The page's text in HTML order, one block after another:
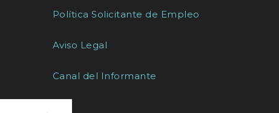
Política Solicitante de Empleo
Aviso Legal
Canal del Informante